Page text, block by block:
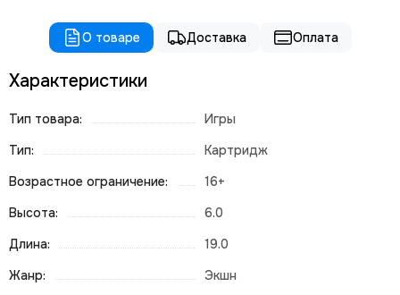
О товаре Доставка Оплата
Характеристики
Тип товара:
Игры
Тип:
Картридж
Возрастное ограничение:
16+
Высота:
6.0
Длина:
19.0
Жанр:
Экшн